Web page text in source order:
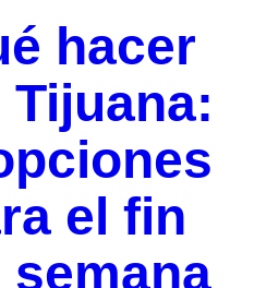
hacer
Tijuana:
el fin
semana